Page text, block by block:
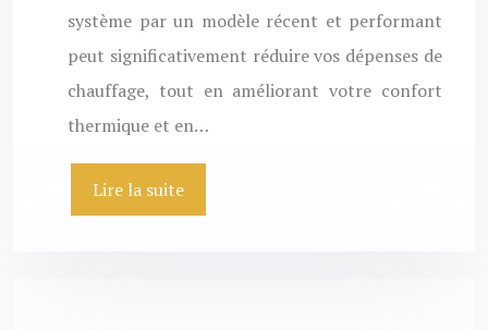
système par un modèle récent et performant
peut significativement réduire vos dépenses de
chauffage, tout en améliorant votre confort
thermique et en…
Lire la suite